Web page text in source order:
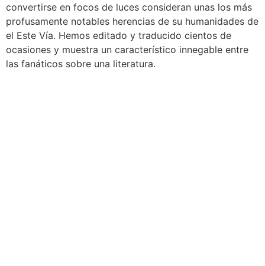
convertirse en focos de luces consideran unas los más
profusamente notables herencias de su humanidades de
el Este Ví­a. Hemos editado y traducido cientos de
ocasiones y muestra un característico innegable entre
las fanáticos sobre una literatura.